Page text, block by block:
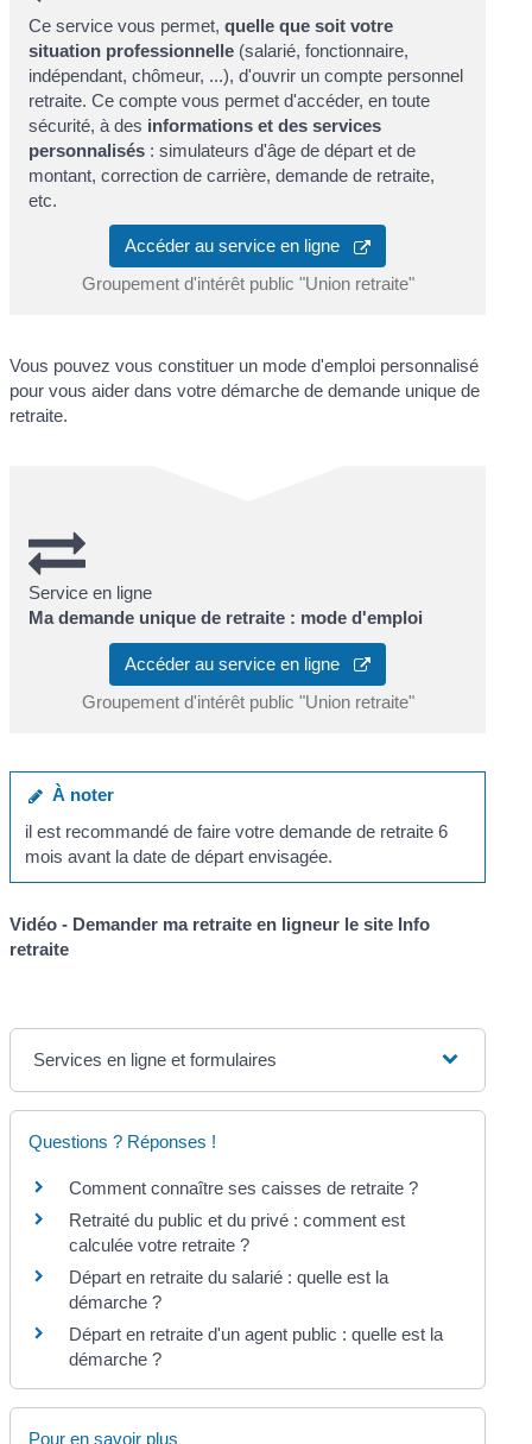
Ce service vous permet,quelle que soit votre
situation professionnelle (salarié, fonctionnaire,
indépendant, chômeur, ...), d'ouvrir un compte personnel
retraite. Ce compte vous permet d'accéder, en toute
sécurité, à des informations et des services
personnalisés : simulateurs d'âge de départ et de
montant, correction de carrière, demande de retraite,
etc.
Accéder au service en ligne
Groupement d'intérêt public "Union retraite"
Vous pouvez vous constituer un mode d'emploi personnalisé
pour vous aider dans votre démarche de demande unique de
retraite.
Service en ligne
Ma demande unique de retraite : mode d'emploi
Accéder au service en ligne
Groupement d'intérêt public "Union retraite"
À noter
il est recommandé de faire votre demande de retraite 6
mois avant la date de départ envisagée.
Vidéo - Demander ma retraite en ligneur le site Info
retraite
Services en ligne et formulaires
Questions ? Réponses !
Comment connaître ses caisses de retraite ?
Retraité du public et du privé : comment est
calculée votre retraite ?
Départ en retraite du salarié : quelle est la
démarche ?
Départ en retraite d'un agent public : quelle est la
démarche ?
Pour en savoir plus